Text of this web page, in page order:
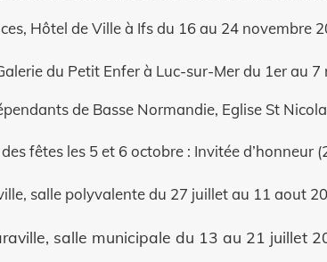
Hôtel de Ville à Ifs du 16 au 24 novembre
du Petit Enfer à Luc-sur-Mer du 1er au
de Basse Normandie, Eglise St
fêtes les 5 et 6 octobre : Invitée d’honneur
salle polyvalente du 27 juillet au 11 aout
salle municipale du 13 au 21 juillet